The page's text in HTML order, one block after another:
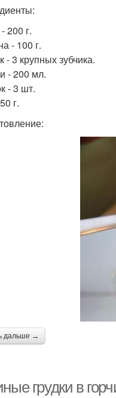
200 г.
- 100 г.
- 3 крупных зубчика.
- 200 мл.
- 3 шт.
г.
дальше →
грудки в